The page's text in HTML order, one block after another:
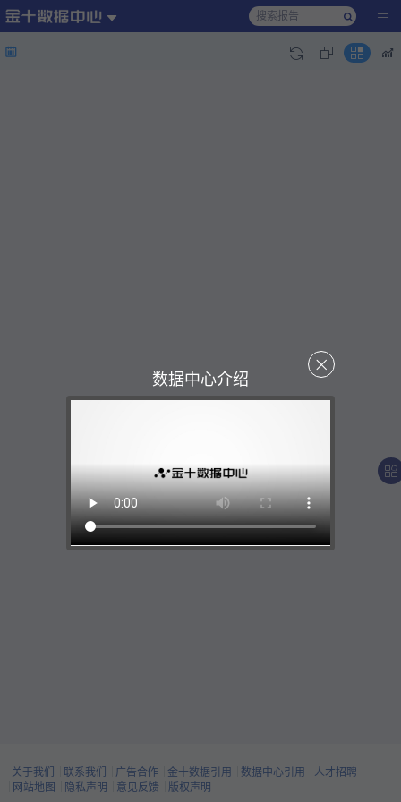
数据中心介绍
关于我们 联系我们 广告合作 金十数据引用 数据中心引用
人才招聘
网站地图
隐私声明 意见反馈 版权声明